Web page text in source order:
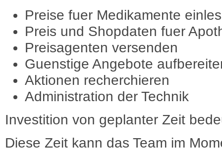
Preise fuer Medikamente
Preis und Shopdaten fuer
Preisagenten versenden
Guenstige Angebote
Aktionen recherchieren
Administration der Technik
Investition von geplanter Zeit
Diese Zeit kann das Team im